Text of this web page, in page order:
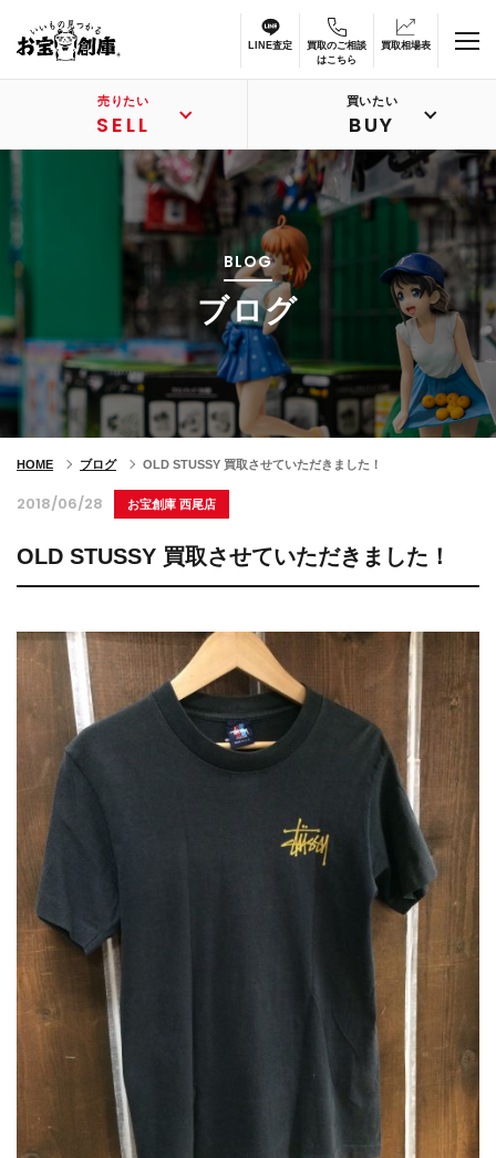
LINE査定
買取のご相談
はこちら
買取相場表
売りたい
SELL
買いたい
BUY
BLOG
ブログ
HOME ブログ OLD STUSSY 買取させていただきました！
2018/06/28 お宝創庫 西尾店
OLD STUSSY 買取させていただきました！